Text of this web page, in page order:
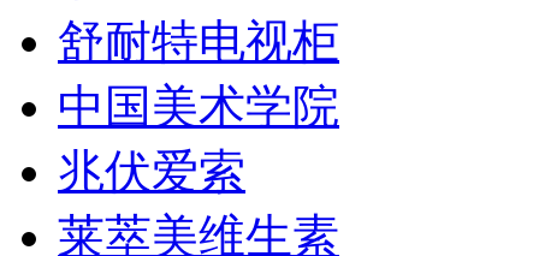
舒耐特电视柜
中国美术学院
兆伏爱索
莱萃美维生素